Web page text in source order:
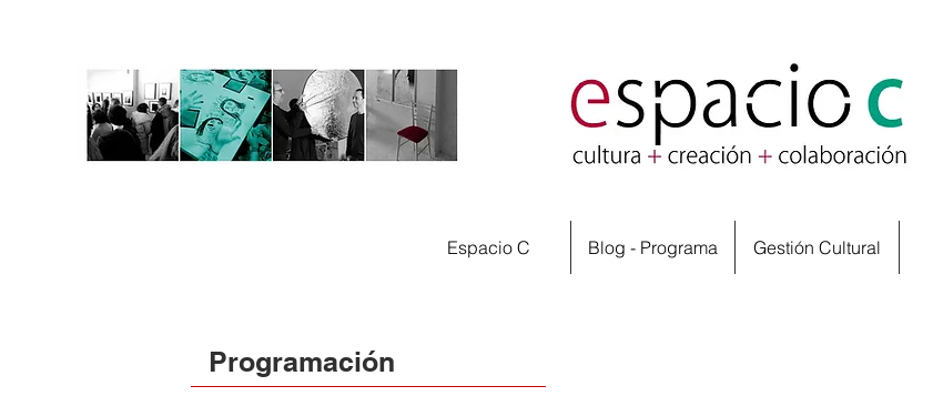
Espacio C Blog - Programa Gestión Cultural
Programación